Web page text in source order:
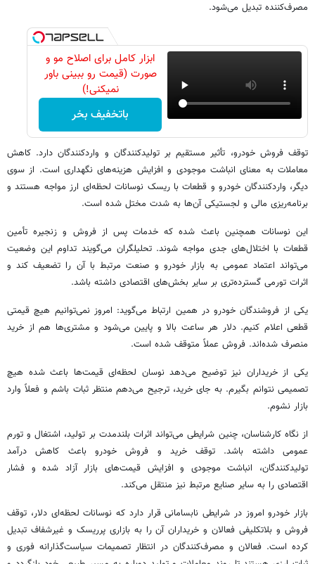
مصرف‌کننده تبدیل می‌شود.
ابزار کامل برای اصلاح مو و
صورت (قیمت رو ببینی باور
نمیکنی!)
باتخفیف بخر
توقف فروش خودرو، تأثیر مستقیم بر تولیدکنندگان و واردکنندگان دارد. کاهش
معاملات به معنای انباشت موجودی و افزایش هزینه‌های نگهداری است. از سوی
دیگر، واردکنندگان خودرو و قطعات با ریسک نوسانات لحظه‌ای ارز مواجه هستند و
برنامه‌ریزی مالی و لجستیکی آن‌ها به شدت مختل شده است.
این نوسانات همچنین باعث شده که خدمات پس از فروش و زنجیره تأمین
قطعات با اختلال‌های جدی مواجه شوند. تحلیلگران می‌گویند تداوم این وضعیت
می‌تواند اعتماد عمومی به بازار خودرو و صنعت مرتبط با آن را تضعیف کند و
اثرات تورمی گسترده‌تری بر سایر بخش‌های اقتصادی داشته باشد.
یکی از فروشندگان خودرو در همین ارتباط می‌گوید: امروز نمی‌توانیم هیچ قیمتی
قطعی اعلام کنیم. دلار هر ساعت بالا و پایین می‌شود و مشتری‌ها هم از خرید
منصرف شده‌اند. فروش عملاً متوقف شده است.
یکی از خریداران نیز توضیح می‌دهد نوسان لحظه‌ای قیمت‌ها باعث شده هیچ
تصمیمی نتوانم بگیرم. به جای خرید، ترجیح می‌دهم منتظر ثبات باشم و فعلاً وارد
بازار نشوم.
از نگاه کارشناسان، چنین شرایطی می‌تواند اثرات بلندمدت بر تولید، اشتغال و تورم
عمومی داشته باشد. توقف خرید و فروش خودرو باعث کاهش درآمد
تولیدکنندگان، انباشت موجودی و افزایش قیمت‌های بازار آزاد شده و فشار
اقتصادی را به سایر صنایع مرتبط نیز منتقل می‌کند.
بازار خودرو امروز در شرایطی نابسامانی قرار دارد که نوسانات لحظه‌ای دلار، توقف
فروش و بلاتکلیفی فعالان و خریداران آن را به بازاری پرریسک و غیرشفاف تبدیل
کرده است. فعالان و مصرف‌کنندگان در انتظار تصمیمات سیاست‌گذارانه فوری و